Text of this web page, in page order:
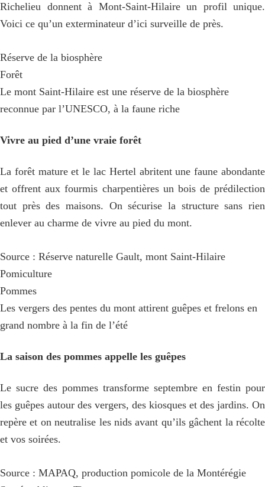
Richelieu donnent à Mont-Saint-Hilaire un profil unique.
Voici ce qu’un exterminateur d’ici surveille de près.
Réserve de la biosphère
Forêt
Le mont Saint-Hilaire est une réserve de la biosphère
reconnue par l’UNESCO, à la faune riche
Vivre au pied d’une vraie forêt
La forêt mature et le lac Hertel abritent une faune abondante
et offrent aux fourmis charpentières un bois de prédilection
tout près des maisons. On sécurise la structure sans rien
enlever au charme de vivre au pied du mont.
Source : Réserve naturelle Gault, mont Saint-Hilaire
Pomiculture
Pommes
Les vergers des pentes du mont attirent guêpes et frelons en
grand nombre à la fin de l’été
La saison des pommes appelle les guêpes
Le sucre des pommes transforme septembre en festin pour
les guêpes autour des vergers, des kiosques et des jardins. On
repère et on neutralise les nids avant qu’ils gâchent la récolte
et vos soirées.
Source : MAPAQ, production pomicole de la Montérégie